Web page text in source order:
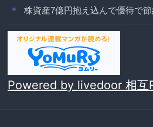
株資産7億円抱え込んで優待で
Powered by livedoor 相互